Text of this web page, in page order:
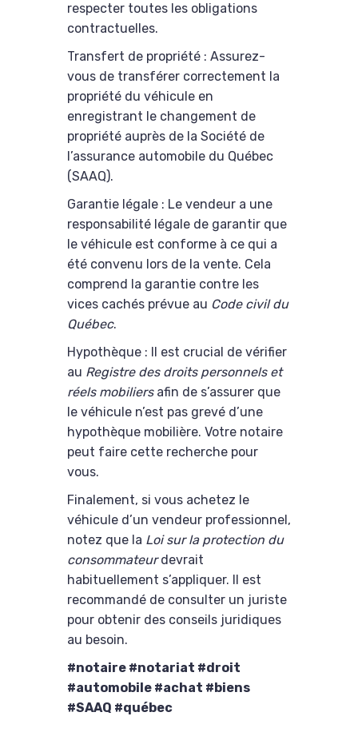
respecter toutes les obligations
contractuelles.
Transfert de propriété : Assurez-
vous de transférer correctement la
propriété du véhicule en
enregistrant le changement de
propriété auprès de la Société de
l’assurance automobile du Québec
(SAAQ).
Garantie légale : Le vendeur a une
responsabilité légale de garantir que
le véhicule est conforme à ce qui a
été convenu lors de la vente. Cela
comprend la garantie contre les
vices cachés prévue au Code civil du
Québec.
Hypothèque : Il est crucial de vérifier
au Registre des droits personnels et
réels mobiliersafin de s’assurer que
le véhicule n’est pas grevé d’une
hypothèque mobilière. Votre notaire
peut faire cette recherche pour
vous.
Finalement, si vous achetez le
véhicule d’un vendeur professionnel,
notez que la Loi sur la protection du
consommateurdevrait
habituellement s’appliquer. Il est
recommandé de consulter un juriste
pour obtenir des conseils juridiques
au besoin.
#notaire #notariat #droit
#automobile #achat #biens
#SAAQ #québec